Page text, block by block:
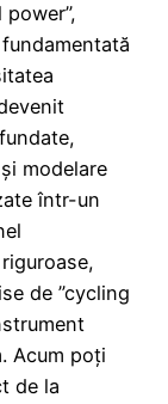
modelare
într-un
de ”cycling
Acum poți
de la